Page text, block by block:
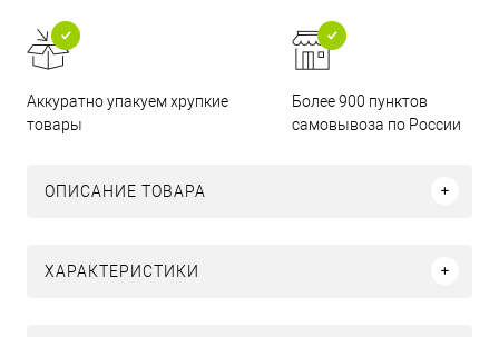
Аккуратно упакуем хрупкие
товары
Более 900 пунктов
самовывоза по России
ОПИСАНИЕ ТОВАРА
ХАРАКТЕРИСТИКИ